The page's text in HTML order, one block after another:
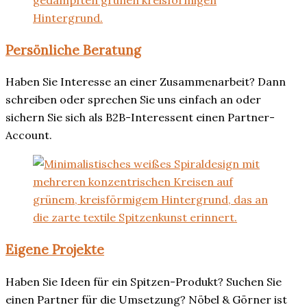
Persönliche Beratung
Haben Sie Interesse an einer Zusammenarbeit? Dann
schreiben oder sprechen Sie uns einfach an oder
sichern Sie sich als B2B-Interessent einen Partner-
Account.
Eigene Projekte
Haben Sie Ideen für ein Spitzen-Produkt? Suchen Sie
einen Partner für die Umsetzung? Nöbel & Görner ist